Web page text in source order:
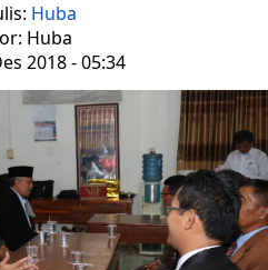
Huba
Huba
2018 - 05:34